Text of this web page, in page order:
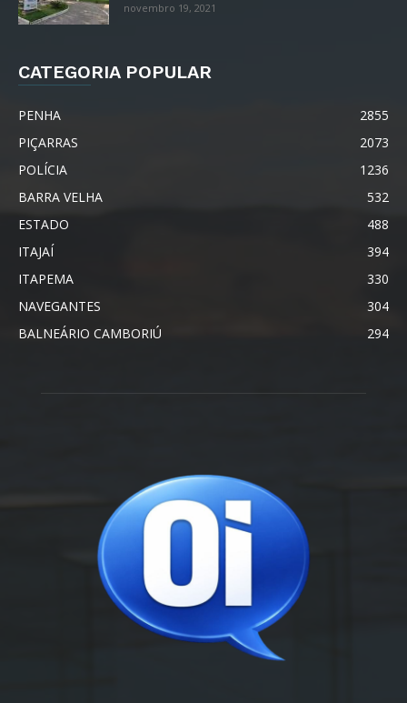
novembro 19, 2021
CATEGORIA POPULAR
PENHA
2855
PIÇARRAS
2073
POLÍCIA
1236
BARRA VELHA
532
ESTADO
488
ITAJAÍ
394
ITAPEMA
330
NAVEGANTES
304
BALNEÁRIO CAMBORIÚ
294